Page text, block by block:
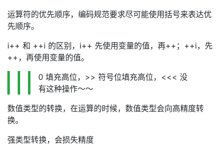
运算符的优先顺序，编码规范要求尽可能使用括号来表达优
先顺序。
i++ 和 ++i 的区别，i++ 先使用变量的值，再++；++i，先
++，再使用变量的值。
0 填充高位，>> 符号位填充高位，<<< 没
有这种操作～～
数值类型的转换，在运算的时候，数值类型会向高精度转
换。
强类型转换，会损失精度